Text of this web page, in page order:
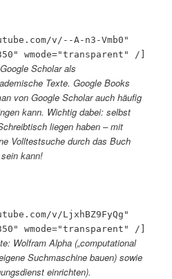
v/--A-n3-Vmb0"
wmode="transparent" /]
Scholar als
Texte. Google Books
von Google Scholar auch häufig
kann. Wichtig dabei: selbst
liegen haben – mit
Volltestsuche durch das Buch
kann!
v/LjxhBZ9FyQg"
wmode="transparent" /]
Wolfram Alpha („computational
Suchmaschine bauen) sowie
einrichten).